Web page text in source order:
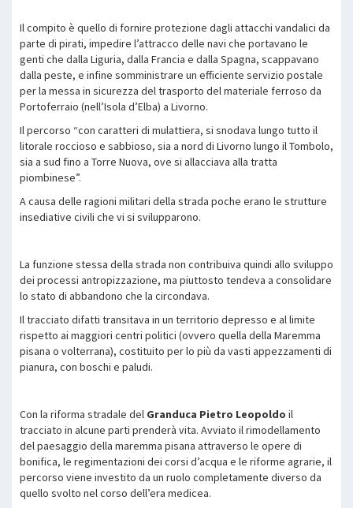
Il compito è quello di fornire protezione dagli attacchi vandalici da
parte di pirati, impedire l’attracco delle navi che portavano le
genti che dalla Liguria, dalla Francia e dalla Spagna, scappavano
dalla peste, e infine somministrare un efficiente servizio postale
per la messa in sicurezza del trasporto del materiale ferroso da
Portoferraio (nell’Isola d’Elba) a Livorno.
Il percorso “con caratteri di mulattiera, si snodava lungo tutto il
litorale roccioso e sabbioso, sia a nord di Livorno lungo il Tombolo,
sia a sud fino a Torre Nuova, ove si allacciava alla tratta
piombinese”.
A causa delle ragioni militari della strada poche erano le strutture
insediative civili che vi si svilupparono.
La funzione stessa della strada non contribuiva quindi allo sviluppo
dei processi antropizzazione, ma piuttosto tendeva a consolidare
lo stato di abbandono che la circondava.
Il tracciato difatti transitava in un territorio depresso e al limite
rispetto ai maggiori centri politici (ovvero quella della Maremma
pisana o volterrana), costituito per lo più da vasti appezzamenti di
pianura, con boschi e paludi.
Con la riforma stradale del Granduca Pietro Leopoldo il
tracciato in alcune parti prenderà vita. Avviato il rimodellamento
del paesaggio della maremma pisana attraverso le opere di
bonifica, le regimentazioni dei corsi d’acqua e le riforme agrarie, il
percorso viene investito da un ruolo completamente diverso da
quello svolto nel corso dell’era medicea.